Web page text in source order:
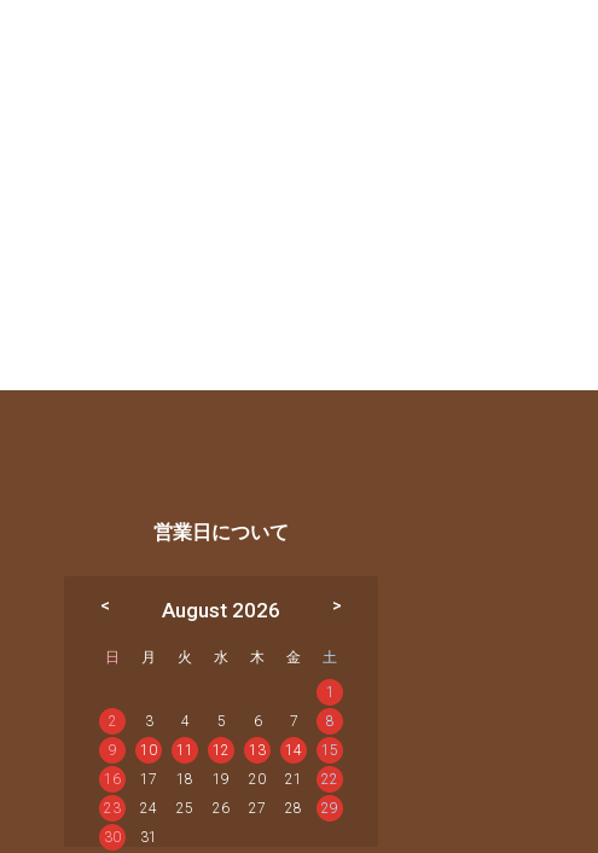
営業日について
August 2026
日 月 火 水 木 金 土
1
2
3 4 5 6 7
8
9
10 11 12 13 14
15
16
17 18 19 20 21
22
23
24 25 26 27 28
29
30
31